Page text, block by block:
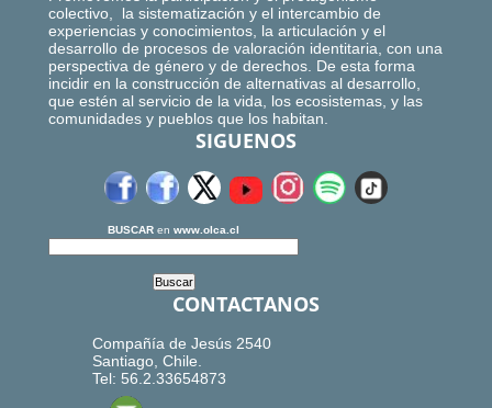
colectivo, la sistematización y el intercambio de
experiencias y conocimientos, la articulación y el
desarrollo de procesos de valoración identitaria, con una
perspectiva de género y de derechos. De esta forma
incidir en la construcción de alternativas al desarrollo,
que estén al servicio de la vida, los ecosistemas, y las
comunidades y pueblos que los habitan.
SIGUENOS
BUSCAR en www.olca.cl
CONTACTANOS
Compañía de Jesús 2540
Santiago, Chile.
Tel: 56.2.33654873